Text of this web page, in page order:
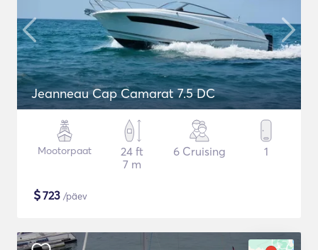
Jeanneau Cap Camarat 7.5 DC
Mootorpaat
24 ft
7 m
6 Cruising 1
$723 /päev